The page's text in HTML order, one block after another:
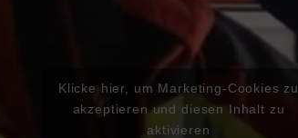
Klicke hier, um Marketing-Cookies zu
akzeptieren und diesen Inhalt zu
aktivieren